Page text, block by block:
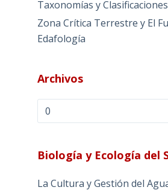
Taxonomías y Clasificaciones
Zona Crítica Terrestre y El
Edafología
Archivos
Archivos
Biología y Ecología del
La Cultura y Gestión del